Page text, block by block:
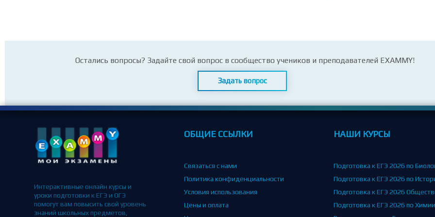
Остались вопросы? Задайте свой вопрос в сообщество учеников и преподавателей EXAMMY!
Задать вопрос
Интерактивные онлайн курсы и
уроки подготовки к ЕГЭ и ОГЭ
помогут вам повысить свой уровень
знаний школьных предметов,
ОБЩИЕ ССЫЛКИ
Связаться с нами
Политика конфиденциальности
Условия использования
Цены и оплата
НАШИ КУРСЫ
Подготовка к ЕГЭ 2026 по
Подготовка к ЕГЭ 2026 по
Подготовка к ЕГЭ 2026
Подготовка к ЕГЭ 2026 по Химии